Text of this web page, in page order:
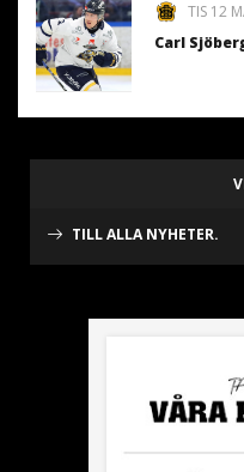
TIS 12
Carl
TILL ALLA NYHETER.